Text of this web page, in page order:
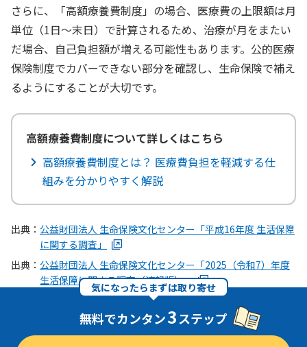
さらに、「高額療養費制度」の場合、医療費の上限額は月
単位（1日～末日）で計算されるため、治療が月をまたい
だ場合、自己負担額が増える可能性もあります。公的医療
保険制度でカバーできない部分を確認し、生命保険で補え
るようにすることが大切です。
高額療養費制度について詳しくはこちら
高額療養費制度とは？ 医療費負担を軽減する仕
組みを分かりやすく解説
出典： 公益財団法人 生命保険文化センター「平成16年度 生活保障
に関する調査」
出典： 公益財団法人 生命保険文化センター「2025（令和7）年度
生活保障に関する調査（速報版）」
気になったらまずは取り寄せ
無料でカンタン3ステップ